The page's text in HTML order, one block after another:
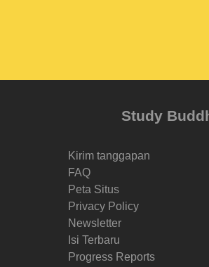
Study
Kirim tanggapan
FAQ
Peta Situs
Privacy Policy
Newsletter
Isi Terbaru
Progress Reports